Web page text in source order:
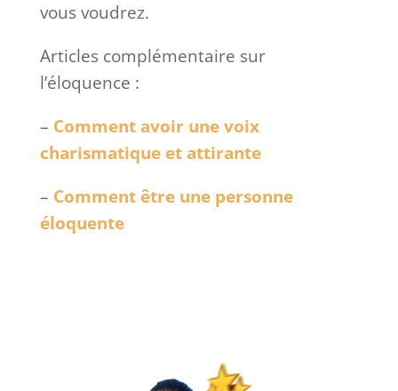
vous voudrez.
Articles complémentaire sur
l’éloquence :
– Comment avoir une voix
charismatique et attirante
– Comment être une personne
éloquente